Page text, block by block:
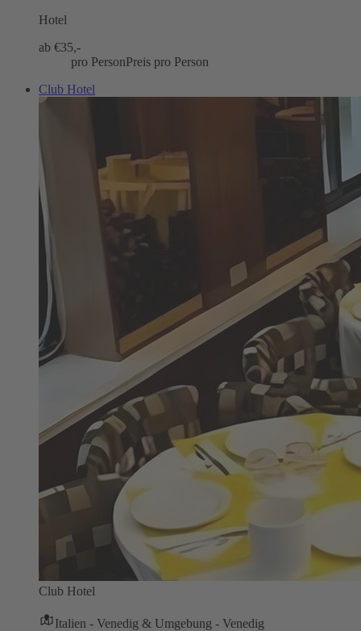
Hotel
ab €35,-
pro PersonPreis pro Person
Club Hotel
Club Hotel
Italien - Venedig & Umgebung - Venedig